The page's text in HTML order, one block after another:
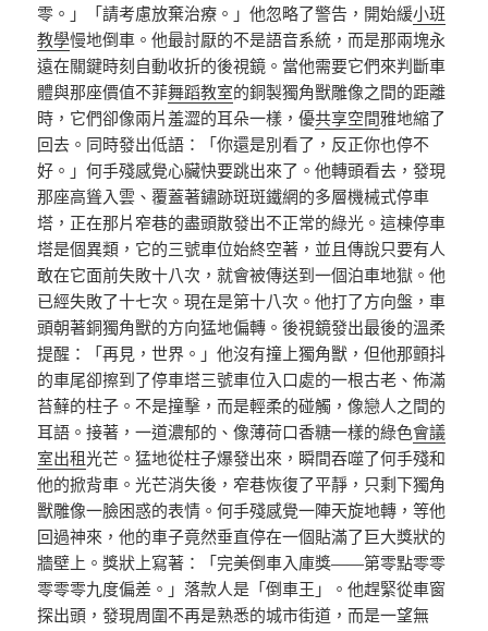
零。」「請考慮放棄治療。」他忽略了警告，開始緩小班
教學慢地倒車。他最討厭的不是語音系統，而是那兩塊永
遠在關鍵時刻自動收折的後視鏡。當他需要它們來判斷車
體與那座價值不菲舞蹈教室的銅製獨角獸雕像之間的距離
時，它們卻像兩片羞澀的耳朵一樣，優共享空間雅地縮了
回去。同時發出低語：「你還是別看了，反正你也停不
好。」何手殘感覺心臟快要跳出來了。他轉頭看去，發現
那座高聳入雲、覆蓋著鏽跡斑斑鐵網的多層機械式停車
塔，正在那片窄巷的盡頭散發出不正常的綠光。這棟停車
塔是個異類，它的三號車位始終空著，並且傳說只要有人
敢在它面前失敗十八次，就會被傳送到一個泊車地獄。他
已經失敗了十七次。現在是第十八次。他打了方向盤，車
頭朝著銅獨角獸的方向猛地偏轉。後視鏡發出最後的溫柔
提醒：「再見，世界。」他沒有撞上獨角獸，但他那顫抖
的車尾卻擦到了停車塔三號車位入口處的一根古老、佈滿
苔蘚的柱子。不是撞擊，而是輕柔的碰觸，像戀人之間的
耳語。接著，一道濃郁的、像薄荷口香糖一樣的綠色會議
室出租光芒。猛地從柱子爆發出來，瞬間吞噬了何手殘和
他的掀背車。光芒消失後，窄巷恢復了平靜，只剩下獨角
獸雕像一臉困惑的表情。何手殘感覺一陣天旋地轉，等他
回過神來，他的車子竟然垂直停在一個貼滿了巨大獎狀的
牆壁上。獎狀上寫著：「完美倒車入庫獎——第零點零零
零零零九度偏差。」落款人是「倒車王」。他趕緊從車窗
探出頭，發現周圍不再是熟悉的城市街道，而是一望無